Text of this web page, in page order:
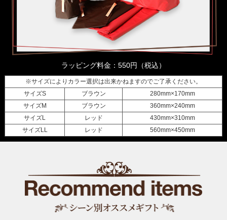
ラッピング料金：550円（税込）
※サイズによりカラー選択は出来かねますのでご了承ください。
サイズS
ブラウン
280mm×170mm
サイズM
ブラウン
360mm×240mm
サイズL
レッド
430mm×310mm
サイズLL
レッド 560mm×450mm